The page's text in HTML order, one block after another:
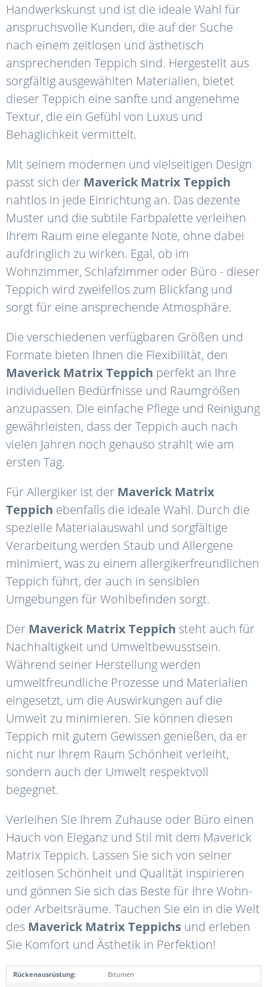
Handwerkskunst und ist die ideale Wahl für
anspruchsvolle Kunden, die auf der Suche
nach einem zeitlosen und ästhetisch
ansprechenden Teppich sind. Hergestellt aus
sorgfältig ausgewählten Materialien, bietet
dieser Teppich eine sanfte und angenehme
Textur, die ein Gefühl von Luxus und
Behaglichkeit vermittelt.
Mit seinem modernen und vielseitigen Design
passt sich der Maverick MatrixTeppich
nahtlos in jede Einrichtung an. Das dezente
Muster und die subtile Farbpalette verleihen
Ihrem Raum eine elegante Note, ohne dabei
aufdringlich zu wirken. Egal, ob im
Wohnzimmer, Schlafzimmer oder Büro - dieser
Teppich wird zweifellos zum Blickfang und
sorgt für eine ansprechende Atmosphäre.
Die verschiedenen verfügbaren Größen und
Formate bieten Ihnen die Flexibilität, den
Maverick MatrixTeppich perfekt an Ihre
individuellen Bedürfnisse und Raumgrößen
anzupassen. Die einfache Pflege und Reinigung
gewährleisten, dass der Teppich auch nach
vielen Jahren noch genauso strahlt wie am
ersten Tag.
Für Allergiker ist der Maverick Matrix
Teppich ebenfalls die ideale Wahl. Durch die
spezielle Materialauswahl und sorgfältige
Verarbeitung werden Staub und Allergene
minimiert, was zu einem allergikerfreundlichen
Teppich führt, der auch in sensiblen
Umgebungen für Wohlbefinden sorgt.
Der Maverick MatrixTeppich steht auch für
Nachhaltigkeit und Umweltbewusstsein.
Während seiner Herstellung werden
umweltfreundliche Prozesse und Materialien
eingesetzt, um die Auswirkungen auf die
Umwelt zu minimieren. Sie können diesen
Teppich mit gutem Gewissen genießen, da er
nicht nur Ihrem Raum Schönheit verleiht,
sondern auch der Umwelt respektvoll
begegnet.
Verleihen Sie Ihrem Zuhause oder Büro einen
Hauch von Eleganz und Stil mit dem Maverick
Matrix Teppich. Lassen Sie sich von seiner
zeitlosen Schönheit und Qualität inspirieren
und gönnen Sie sich das Beste für Ihre Wohn-
oder Arbeitsräume. Tauchen Sie ein in die Welt
des Maverick MatrixTeppichs und erleben
Sie Komfort und Ästhetik in Perfektion!
Rückenausrüstung:
Bitumen